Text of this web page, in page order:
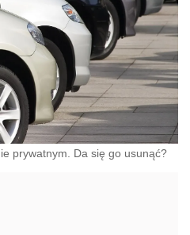
prywatnym. Da się go usunąć?